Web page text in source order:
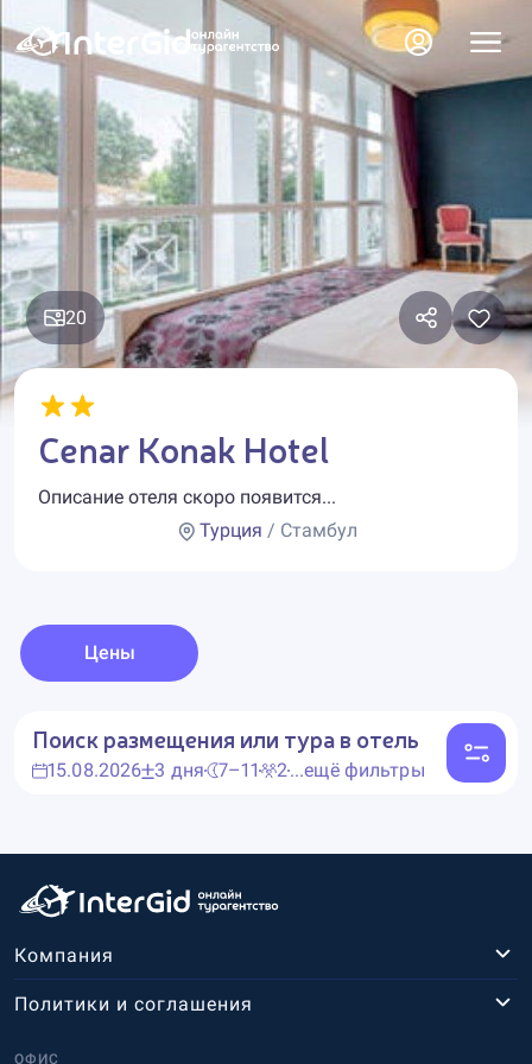
20
Cenar Konak Hotel
Описание отеля скоро появится...
Турция / Стамбул
Цены
Поиск размещения или тура в отель
15.08.2026 3 дня 7–11 2...ещё фильтры
Компания
ОФИС
Политики и соглашения